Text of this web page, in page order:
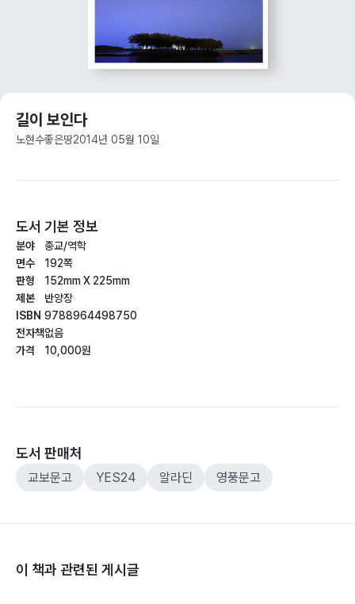
길이 보인다
노현수좋은땅2014년 05월 10일
도서 기본 정보
분야
면수
판형
제본
ISBN
전자책
가격
종교/역학
192쪽
152mm X 225mm
반양장
9788964498750
없음
10,000원
도서 판매처
교보문고 YES24 알라딘 영풍문고
이 책과 관련된 게시글